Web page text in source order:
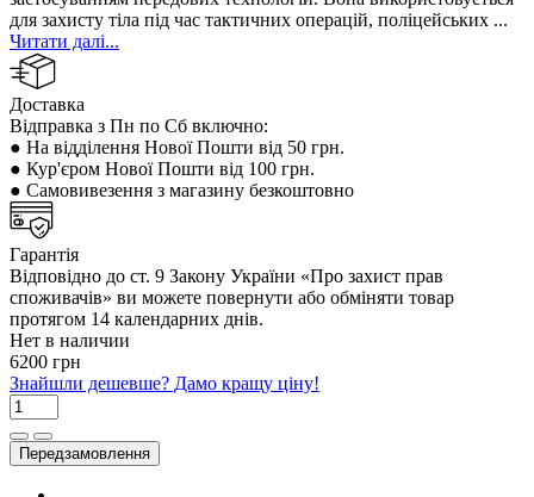
для захисту тіла під час тактичних операцій, поліцейських ...
Читати далі...
Доставка
Відправка з Пн по Сб включно:
● На відділення Нової Пошти від 50 грн.
● Кур'єром Нової Пошти від 100 грн.
● Самовивезення з магазину безкоштовно
Гарантія
Відповідно до ст. 9 Закону України «Про захист прав
споживачів» ви можете повернути або обміняти товар
протягом 14 календарних днів.
Нет в наличии
6200 грн
Знайшли дешевше? Дамо кращу ціну!
Передзамовлення